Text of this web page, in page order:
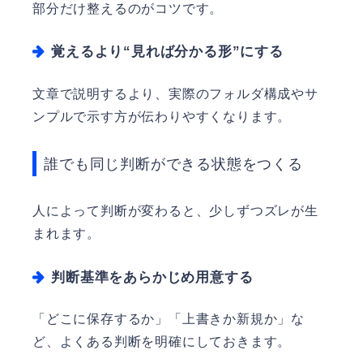
部分だけ整えるのがコツです。
覚えるより“見れば分かる形”にする
文章で説明するより、実際のフォルダ構成やサ
ンプルで示す方が伝わりやすくなります。
誰でも同じ判断ができる状態をつくる
人によって判断が変わると、少しずつズレが生
まれます。
判断基準をあらかじめ用意する
「どこに保存するか」「上書きか新規か」な
ど、よくある判断を明確にしておきます。